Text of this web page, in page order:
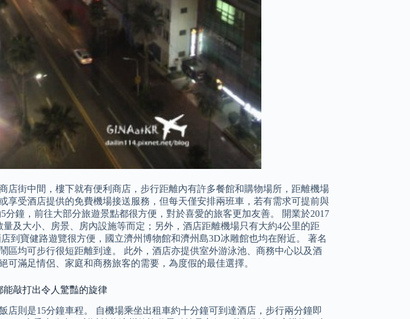
店街中間，樓下就有便利商店，步行距離內有許多餐館和購物場所，距離機場
享受酒店提供的免費機場接送服務，但每天僅安排兩班車，若有需求可提前與
分鐘，前往大部分旅遊景點都很方便，對於喜愛的旅客更加友善。 開業於2017
及大小、房景、房內設施等而定；另外，酒店距離機場只有大約4公里的距
到寶健路遊覽很方便，國立濟州博物館和濟州島3D冰雕館也均在附近。 著名
區均可步行很短距離到達。 此外，酒店亦提供室外游泳池、商務中心以及酒
可滿足情侶、家庭和商務旅客的需要，為度假的最佳選擇。
敲打出令人驚豔的旋律
店則是15分鐘車程。 自機場乘坐出租車約十分鐘可到達酒店，步行兩分鐘即